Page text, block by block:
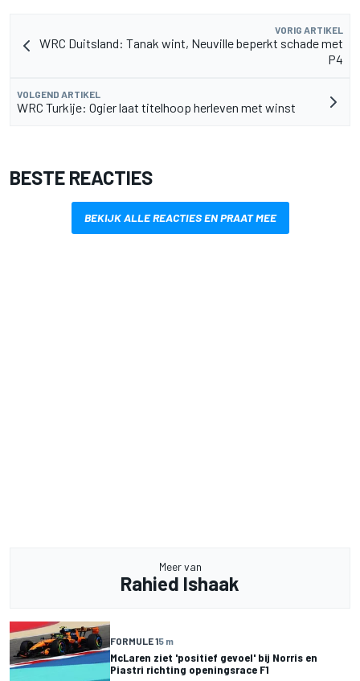
VORIG ARTIKEL
WRC Duitsland: Tanak wint, Neuville beperkt schade met
P4
VOLGEND ARTIKEL
WRC Turkije: Ogier laat titelhoop herleven met winst
BESTE REACTIES
BEKIJK ALLE REACTIES EN PRAAT MEE
Meer van
Rahied Ishaak
FORMULE 15 m
McLaren ziet 'positief gevoel' bij Norris en
Piastri richting openingsrace F1